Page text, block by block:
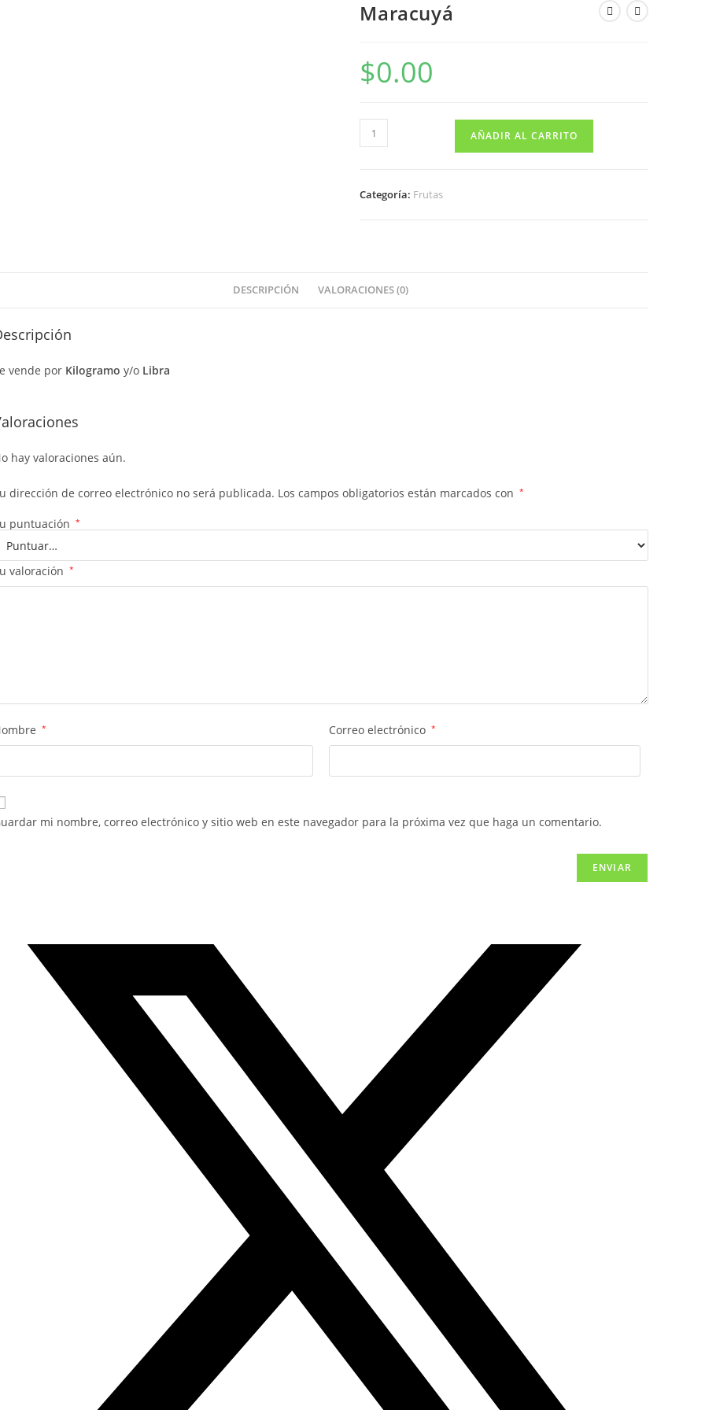
Maracuyá
$0.00
Maracuyá
cantidad
AÑADIR AL CARRITO
Categoría: Frutas
DESCRIPCIÓN VALORACIONES (0)
vende por Kilogramo y/o Libra
hay valoraciones aún.
dirección de correo electrónico no será publicada. Los campos obligatorios están marcados con *
puntuación *
valoración *
* Correo electrónico *
mi nombre, correo electrónico y sitio web en este navegador para la próxima vez que haga un comentario.